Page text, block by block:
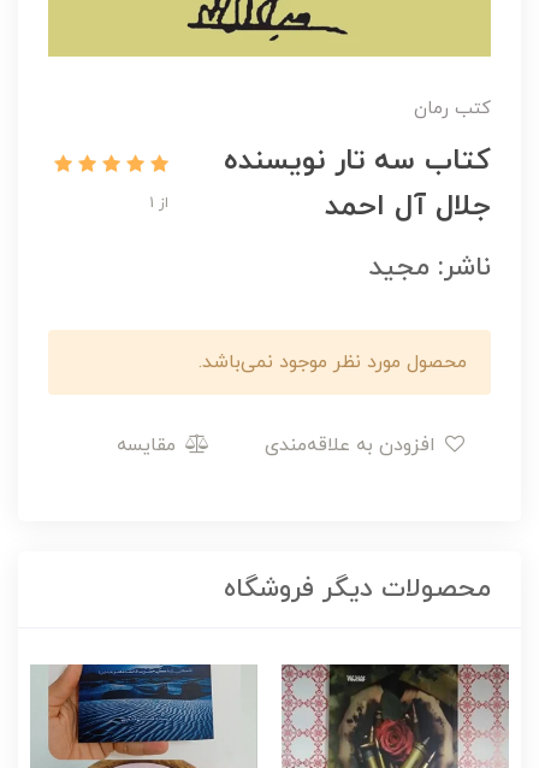
کتب رمان
کتاب سه تار نویسنده
جلال آل احمد
از 1
ناشر: مجید
محصول مورد نظر موجود نمی‌باشد.
مقایسه
محصولات دیگر فروشگاه